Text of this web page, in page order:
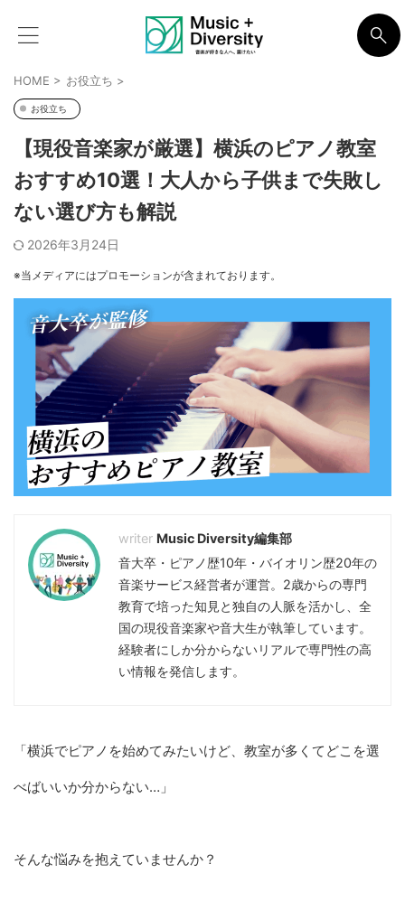
HOME > お役立ち >
お役立ち
【現役音楽家が厳選】横浜のピアノ教室
おすすめ10選！大人から子供まで失敗し
ない選び方も解説
2026年3月24日
※当メディアにはプロモーションが含まれております。
Music Diversity編集部
音大卒・ピアノ歴10年・バイオリン歴20年の
音楽サービス経営者が運営。2歳からの専門
教育で培った知見と独自の人脈を活かし、全
国の現役音楽家や音大生が執筆しています。
経験者にしか分からないリアルで専門性の高
い情報を発信します。
「横浜でピアノを始めてみたいけど、教室が多くてどこを選
べばいいか分からない…」
そんな悩みを抱えていませんか？